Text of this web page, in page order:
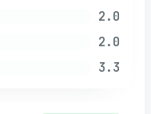
2.0
2.0
3.3